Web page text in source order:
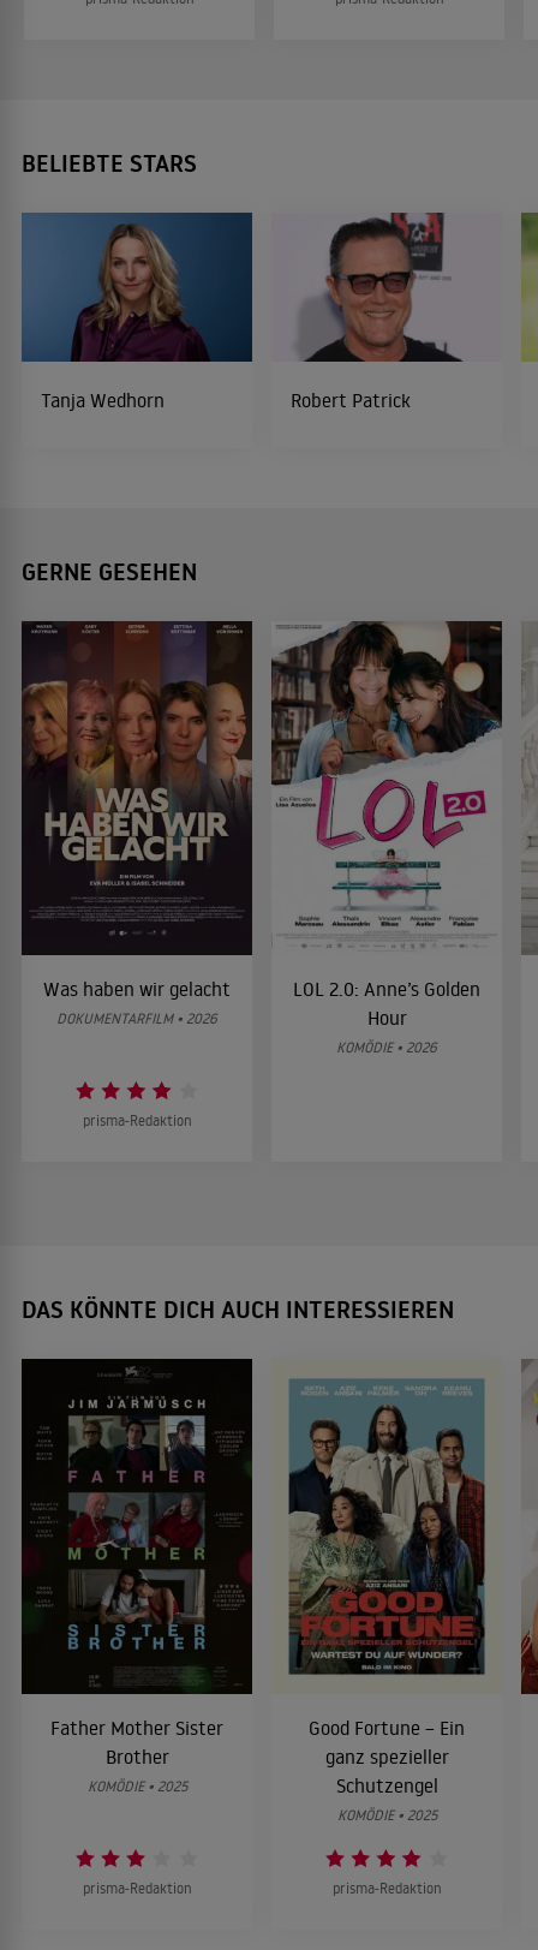
BELIEBTE STARS
Tanja Wedhorn Robert Patrick
GERNE GESEHEN
Was haben wir gelacht
DOKUMENTARFILM • 2026
prisma-Redaktion
LOL 2.0: Anne’s Golden
Hour
KOMÖDIE • 2026
DAS KÖNNTE DICH AUCH INTERESSIEREN
Father Mother Sister
Brother
KOMÖDIE • 2025
prisma-Redaktion
Good Fortune – Ein
ganz spezieller
Schutzengel
KOMÖDIE • 2025
prisma-Redaktion